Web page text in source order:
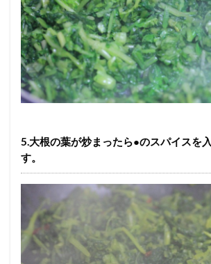
5.大根の葉が炒まったら●のスパイスを
す。